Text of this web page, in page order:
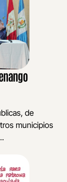
de
municipios